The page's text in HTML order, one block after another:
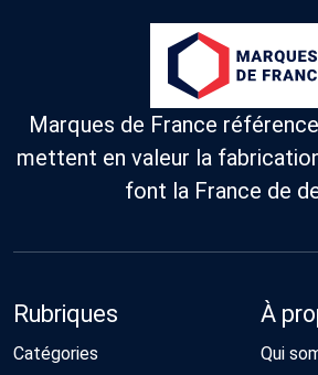
Marques de France
mettent en valeur la
font la France de
Rubriques
Catégories
À
Qui